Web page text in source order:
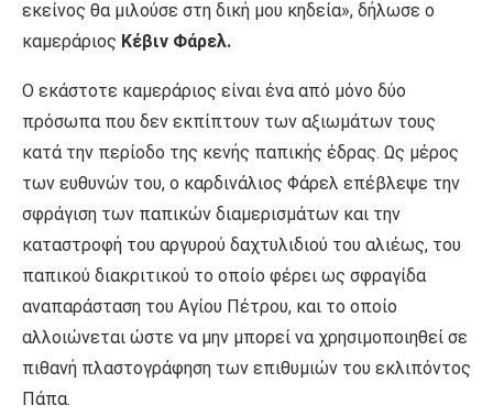
εκείνος θα μιλούσε στη δική μου κηδεία», δήλωσε ο
καμεράριος Κέβιν Φάρελ.
Ο εκάστοτε καμεράριος είναι ένα από μόνο δύο
πρόσωπα που δεν εκπίπτουν των αξιωμάτων τους
κατά την περίοδο της κενής παπικής έδρας. Ως μέρος
των ευθυνών του, ο καρδινάλιος Φάρελ επέβλεψε την
σφράγιση των παπικών διαμερισμάτων και την
καταστροφή του αργυρού δαχτυλιδιού του αλιέως, του
παπικού διακριτικού το οποίο φέρει ως σφραγίδα
αναπαράσταση του Αγίου Πέτρου, και το οποίο
αλλοιώνεται ώστε να μην μπορεί να χρησιμοποιηθεί σε
πιθανή πλαστογράφηση των επιθυμιών του εκλιπόντος
Πάπα.